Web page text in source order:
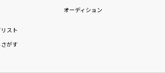
スト
がす
オーディション